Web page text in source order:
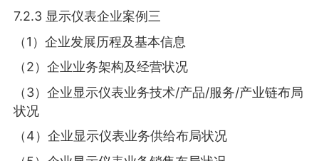
7.2.3 显示仪表企业案例三
（1）企业发展历程及基本信息
（2）企业业务架构及经营状况
（3）企业显示仪表业务技术/产品/服务/产业链布局
状况
（4）企业显示仪表业务供给布局状况